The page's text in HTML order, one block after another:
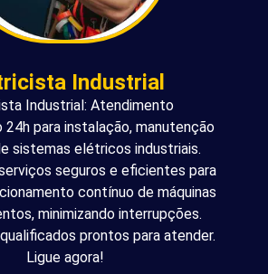
Industrial
Industrial: Atendimento
24h para instalação, manutenção
sistemas elétricos industriais.
seguros e eficientes para
contínuo de máquinas
minimizando interrupções.
prontos para atender.
Ligue agora!